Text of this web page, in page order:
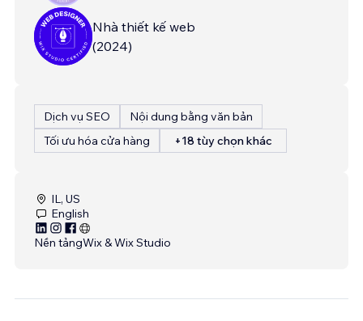
Nhà thiết kế web
(2024)
Dịch vụ SEO
Nội dung bằng văn bản
Tối ưu hóa cửa hàng
+18 tùy chọn khác
IL, US
English
Nền tảngWix & Wix Studio